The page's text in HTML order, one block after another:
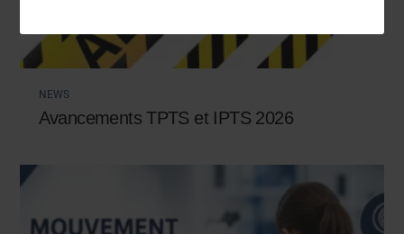
NEWS
Avancements TPTS et IPTS 2026